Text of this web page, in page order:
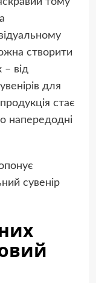
створити
– від
для
стає
напередодні
сувенір